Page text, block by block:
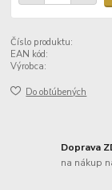
Číslo produktu:
EAN kód:
Výrobca:
Do obľúbených
Doprava
na nákup